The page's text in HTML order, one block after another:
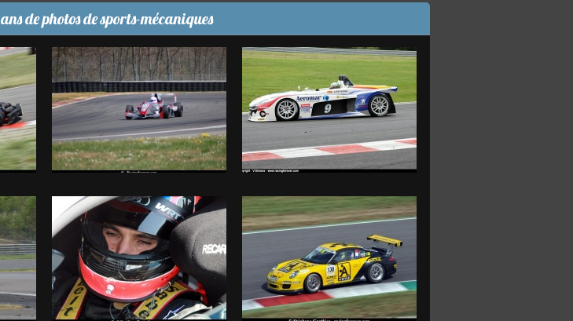
de photos de sports-mécaniques